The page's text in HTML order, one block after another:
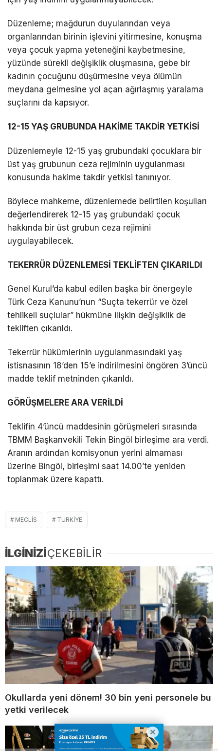
Düzenleme; mağdurun duyularından veya
organlarından birinin işlevini yitirmesine, konuşma
veya çocuk yapma yeteneğini kaybetmesine,
yüzünde sürekli değişiklik oluşmasına, gebe bir
kadının çocuğunu düşürmesine veya ölümün
meydana gelmesine yol açan ağırlaşmış yaralama
suçlarını da kapsıyor.
12-15 YAŞ GRUBUNDA HAKİME TAKDİR YETKİSİ
Düzenlemeyle 12-15 yaş grubundaki çocuklara bir
üst yaş grubunun ceza rejiminin uygulanması
konusunda hakime takdir yetkisi tanınıyor.
Böylece mahkeme, düzenlemede belirtilen koşulları
değerlendirerek 12-15 yaş grubundaki çocuk
hakkında bir üst grubun ceza rejimini
uygulayabilecek.
TEKERRÜR DÜZENLEMESİ TEKLİFTEN ÇIKARILDI
Genel Kurul’da kabul edilen başka bir önergeyle
Türk Ceza Kanunu’nun “Suçta tekerrür ve özel
tehlikeli suçlular” hükmüne ilişkin değişiklik de
tekliften çıkarıldı.
Tekerrür hükümlerinin uygulanmasındaki yaş
istisnasının 18’den 15’e indirilmesini öngören 3’üncü
madde teklif metninden çıkarıldı.
GÖRÜŞMELERE ARA VERİLDİ
Teklifin 4’üncü maddesinin görüşmeleri sırasında
TBMM Başkanvekili Tekin Bingöl birleşime ara verdi.
Aranın ardından komisyonun yerini almaması
üzerine Bingöl, birleşimi saat 14.00’te yeniden
toplanmak üzere kapattı.
MECLIS TÜRKIYE
İLGİNİZİÇEKEBİLİR
Okullarda yeni dönem! 30 bin yeni personele bu
yetki verilecek